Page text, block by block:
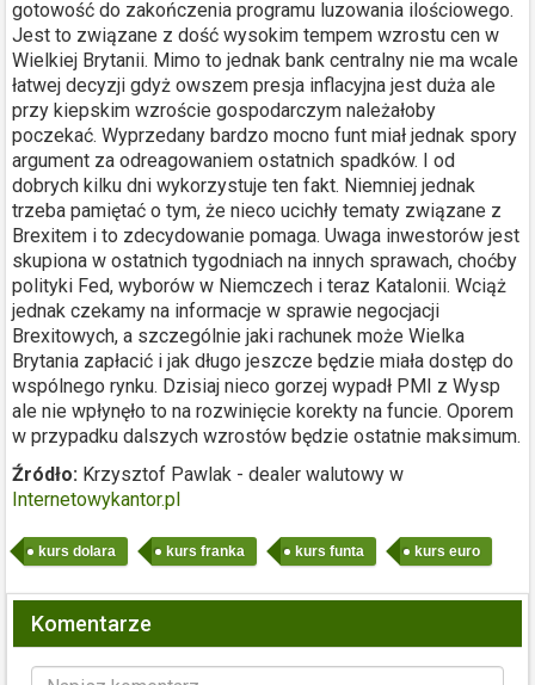
gotowość do zakończenia programu luzowania ilościowego.
Jest to związane z dość wysokim tempem wzrostu cen w
Wielkiej Brytanii. Mimo to jednak bank centralny nie ma wcale
łatwej decyzji gdyż owszem presja inflacyjna jest duża ale
przy kiepskim wzroście gospodarczym należałoby
poczekać. Wyprzedany bardzo mocno funt miał jednak spory
argument za odreagowaniem ostatnich spadków. I od
dobrych kilku dni wykorzystuje ten fakt. Niemniej jednak
trzeba pamiętać o tym, że nieco ucichły tematy związane z
Brexitem i to zdecydowanie pomaga. Uwaga inwestorów jest
skupiona w ostatnich tygodniach na innych sprawach, choćby
polityki Fed, wyborów w Niemczech i teraz Katalonii. Wciąż
jednak czekamy na informacje w sprawie negocjacji
Brexitowych, a szczególnie jaki rachunek może Wielka
Brytania zapłacić i jak długo jeszcze będzie miała dostęp do
wspólnego rynku. Dzisiaj nieco gorzej wypadł PMI z Wysp
ale nie wpłynęło to na rozwinięcie korekty na funcie. Oporem
w przypadku dalszych wzrostów będzie ostatnie maksimum.
Źródło: Krzysztof Pawlak - dealer walutowy w
Internetowykantor.pl
kurs dolara kurs franka kurs funta kurs euro
Komentarze